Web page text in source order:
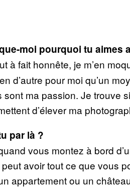
moi pourquoi tu aimes
à fait honnête, je m’en
d’autre pour moi qu’un
ma passion. Je trouve
d’élever ma
par là ?
vous montez à bord
avoir tout ce que vous
appartement ou un